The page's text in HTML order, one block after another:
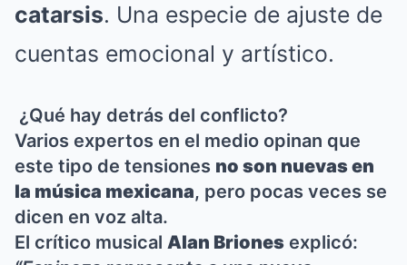
catarsis. Una especie de ajuste de
cuentas emocional y artístico.
¿Qué hay detrás del conflicto?
Varios expertos en el medio opinan que
este tipo de tensiones no son nuevas en
la música mexicana, pero pocas veces se
dicen en voz alta.
El crítico musical Alan Briones explicó: